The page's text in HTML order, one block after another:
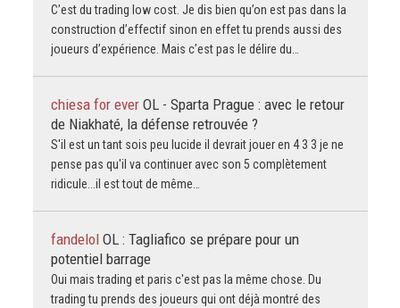
C’est du trading low cost. Je dis bien qu’on est pas dans la
construction d’effectif sinon en effet tu prends aussi des
joueurs d’expérience. Mais c’est pas le délire du…
chiesa for ever OL - Sparta Prague : avec le retour
de Niakhaté, la défense retrouvée ?
S'il est un tant sois peu lucide il devrait jouer en 4 3 3 je ne
pense pas qu'il va continuer avec son 5 complètement
ridicule...il est tout de même…
fandelol OL : Tagliafico se prépare pour un
potentiel barrage
Oui mais trading et paris c'est pas la même chose. Du
trading tu prends des joueurs qui ont déjà montré des